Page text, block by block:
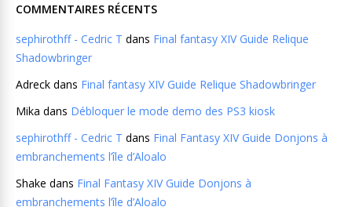
COMMENTAIRES RÉCENTS
sephirothff - Cedric T dans Final fantasy XIV Guide Relique
Shadowbringer
Adreck dans Final fantasy XIV Guide Relique Shadowbringer
Mika dans Débloquer le mode demo des PS3 kiosk
sephirothff - Cedric T dans Final Fantasy XIV Guide Donjons à
embranchements l’île d’Aloalo
Shake dans Final Fantasy XIV Guide Donjons à
embranchements l’île d’Aloalo